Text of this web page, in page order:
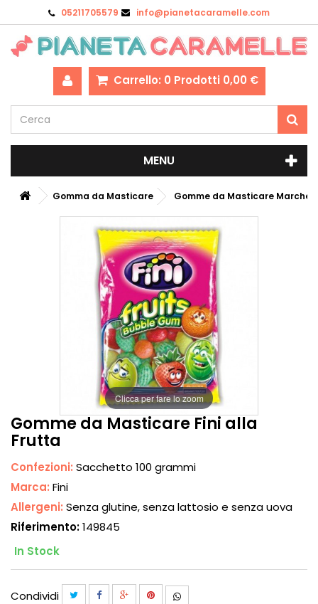
05211705579 info@pianetacaramelle.com
Carrello: 0 Prodotti 0,00 €
MENU
Gomma da Masticare Gomme da Masticare Marche
Clicca per fare lo zoom
Gomme da Masticare Fini alla
Frutta
Confezioni: Sacchetto 100 grammi
Marca: Fini
Allergeni: Senza glutine, senza lattosio e senza uova
Riferimento:149845
In Stock
Condividi